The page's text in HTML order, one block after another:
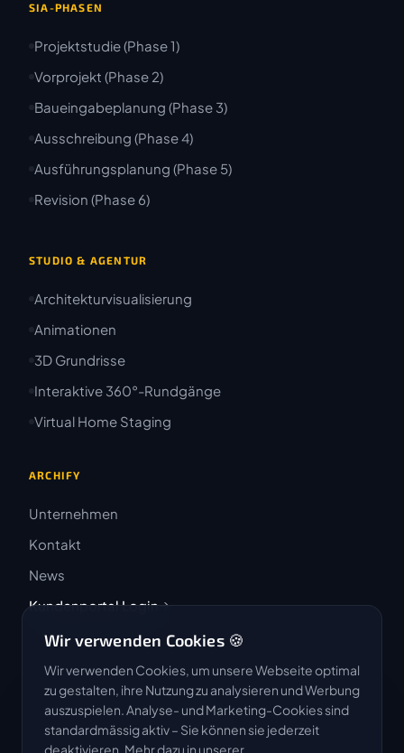
SIA-PHASEN
Projektstudie (Phase 1)
Vorprojekt (Phase 2)
Baueingabeplanung (Phase 3)
Ausschreibung (Phase 4)
Ausführungsplanung (Phase 5)
Revision (Phase 6)
STUDIO & AGENTUR
Architekturvisualisierung
Animationen
3D Grundrisse
Interaktive 360°-Rundgänge
Virtual Home Staging
ARCHIFY
Unternehmen
Kontakt
News
Kundenportal Login
4.9 / 5
★★★★★
Wir verwenden Cookies 🍪
Wir verwenden Cookies, um unsere Webseite optimal
zu gestalten, ihre Nutzung zu analysieren und Werbung
auszuspielen. Analyse- und Marketing-Cookies sind
standardmässig aktiv – Sie können sie jederzeit
deaktivieren. Mehr dazu in unserer